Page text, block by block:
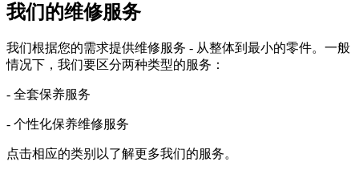
我们的维修服务
我们根据您的需求提供维修服务 - 从整体到最小的零件。一般
情况下，我们要区分两种类型的服务：
- 全套保养服务
- 个性化保养维修服务
点击相应的类别以了解更多我们的服务。